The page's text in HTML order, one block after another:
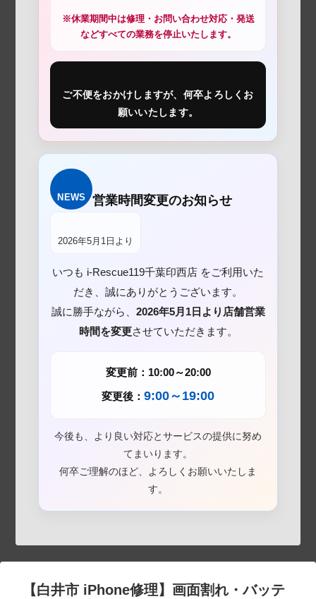
※休業期間中は修理・お問い合わせ対応・発送
などすべての業務を停止いたします。
ご不便をおかけしますが、何卒よろしくお
願いいたします。
NEWS 営業時間変更のお知らせ
2026年5月1日より
いつも i-Rescue119千葉印西店 をご利用いた
だき、誠にありがとうございます。
誠に勝手ながら、 2026年5月1日より店舗営業
時間を変更させていただきます。
変更前：10:00～20:00
変更後： 9:00～19:00
今後も、より良い対応とサービスの提供に努め
てまいります。
何卒ご理解のほど、よろしくお願いいたしま
す。
【白井市 iPhone修理】画面割れ・バッテ